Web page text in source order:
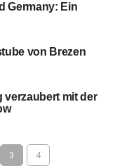
Germany: Ein
von Brezen
verzaubert mit der
3 4